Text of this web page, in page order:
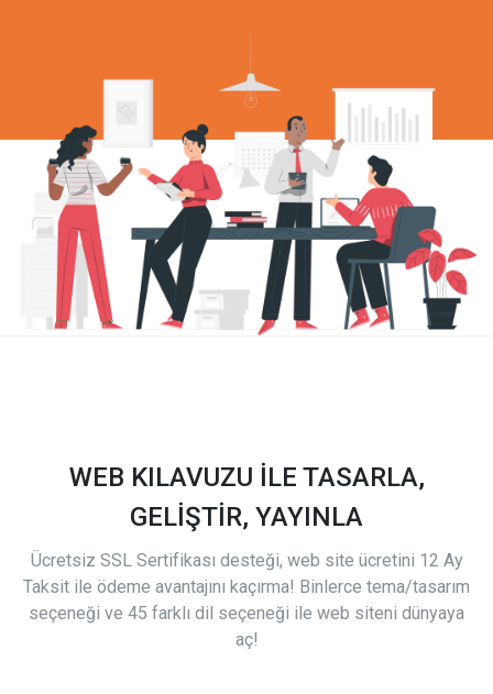
WEB KILAVUZU İLE TASARLA,
GELİŞTİR, YAYINLA
Ücretsiz SSL Sertifikası desteği, web site ücretini 12 Ay
Taksit ile ödeme avantajını kaçırma! Binlerce tema/tasarım
seçeneği ve 45 farklı dil seçeneği ile web siteni dünyaya
aç!